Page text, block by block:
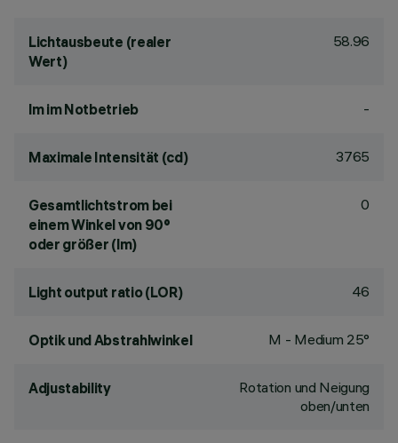
Lichtausbeute (realer
Wert)
58.96
lm im Notbetrieb -
Maximale Intensität (cd) 3765
Gesamtlichtstrom bei
einem Winkel von 90°
oder größer (lm)
0
Light output ratio (LOR) 46
Optik und Abstrahlwinkel M - Medium 25°
Adjustability
Rotation und Neigung
oben/unten